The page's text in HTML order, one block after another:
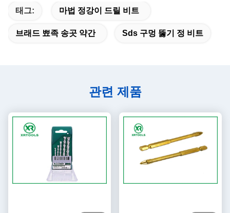
태그: 마법 정강이 드릴 비트
브래드 뾰족 송곳 약간 Sds 구멍 뚫기 정 비트
관련 제품